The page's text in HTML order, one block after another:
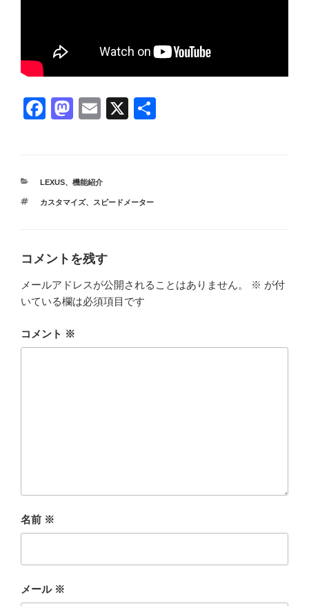
F
e
b
k
M
o
d
E
X
カ
ゴ
LEXUS、 機能紹介
タ
カスタマイズ、 スピードメーター
コメントを残す
メールアドレスが公開されることはありません。 ※ が付
いている欄は必須項目です
コメント ※
名前 ※
メール ※